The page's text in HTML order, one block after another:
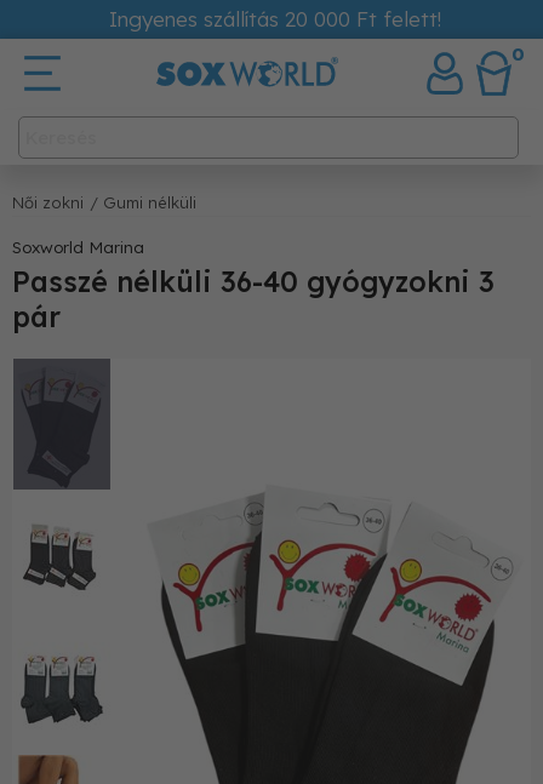
Ingyenes szállítás 20 000 Ft felett!
0
Női zokni / Gumi nélküli
Soxworld Marina
Passzé nélküli 36-40 gyógyzokni 3
pár